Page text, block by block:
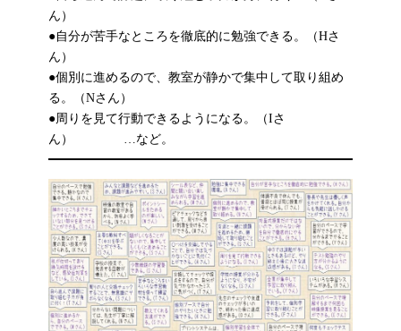
ん）
●自分が苦手なところを徹底的に勉強できる。（Hさ
ん）
●個別に進めるので、教室が静かで集中して取り組め
る。（Nさん）
●周りを見て行動できるようになる。（Iさ
ん） …など。